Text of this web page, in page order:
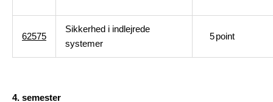
62575
Sikkerhed i indlejrede
systemer
5point
4. semester